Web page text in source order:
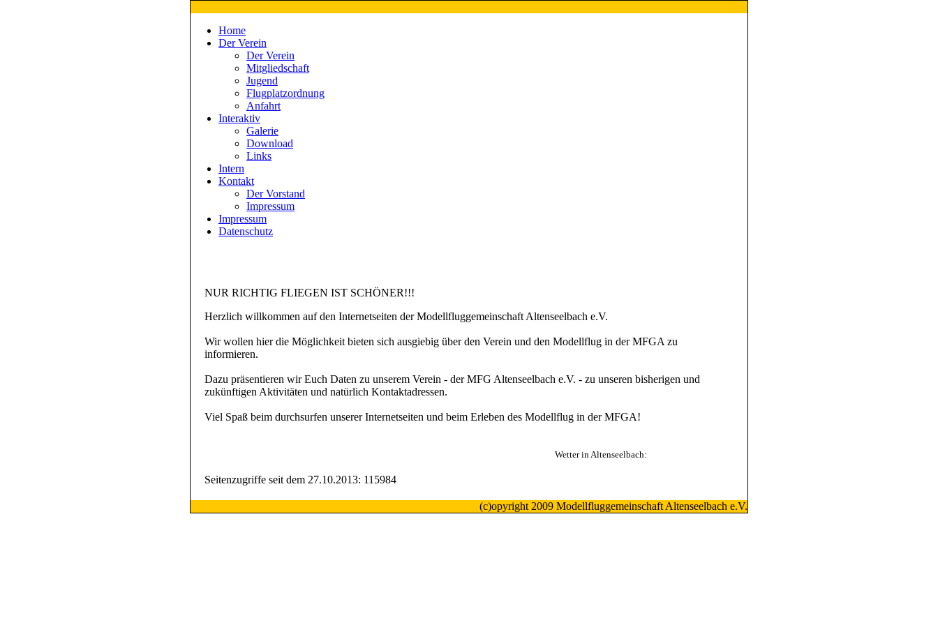
Home
Der Verein
Der Verein
Mitgliedschaft
Jugend
Flugplatzordnung
Anfahrt
Interaktiv
Galerie
Download
Links
Intern
Kontakt
Der Vorstand
Impressum
Impressum
Datenschutz
NUR RICHTIG FLIEGEN IST SCHÖNER!!!
Herzlich willkommen auf den Internetseiten der Modellfluggemeinschaft Altenseelbach e.V.
Wir wollen hier die Möglichkeit bieten sich ausgiebig über den Verein und den Modellflug in der MFGA zu
informieren.
Dazu präsentieren wir Euch Daten zu unserem Verein - der MFG Altenseelbach e.V. - zu unseren bisherigen und
zukünftigen Aktivitäten und natürlich Kontaktadressen.
Viel Spaß beim durchsurfen unserer Internetseiten und beim Erleben des Modellflug in der MFGA!
Wetter in Altenseelbach:
Seitenzugriffe seit dem 27.10.2013: 115984
(c)opyright 2009 Modellfluggemeinschaft Altenseelbach e.V.